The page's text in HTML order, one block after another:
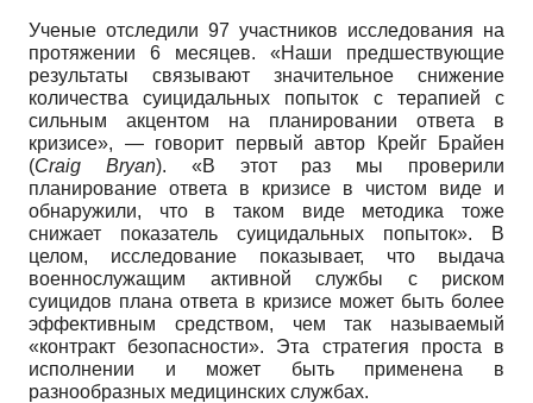
Ученые отследили 97 участников исследования на
протяжении 6 месяцев. «Наши предшествующие
результаты связывают значительное снижение
количества суицидальных попыток с терапией с
сильным акцентом на планировании ответа в
кризисе», — говорит первый автор Крейг Брайен
(Craig Bryan). «В этот раз мы проверили
планирование ответа в кризисе в чистом виде и
обнаружили, что в таком виде методика тоже
снижает показатель суицидальных попыток». В
целом, исследование показывает, что выдача
военнослужащим активной службы с риском
суицидов плана ответа в кризисе может быть более
эффективным средством, чем так называемый
«контракт безопасности». Эта стратегия проста в
исполнении и может быть применена в
разнообразных медицинских службах.